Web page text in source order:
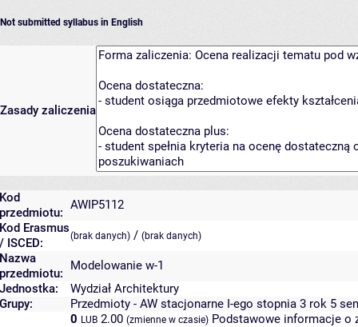
Not submitted syllabus in English
Zasady zaliczenia
Kod
przedmiotu:
AWIP5112
Kod Erasmus
/ ISCED:
(brak danych) / (brak danych)
Nazwa
przedmiotu:
Modelowanie w-1
Jednostka:
Wydział Architektury
Grupy:
Przedmioty - AW stacjonarne I-ego stopnia 3 rok 5
0 LUB 2.00 (zmienne w czasie) Podstawowe informacje o